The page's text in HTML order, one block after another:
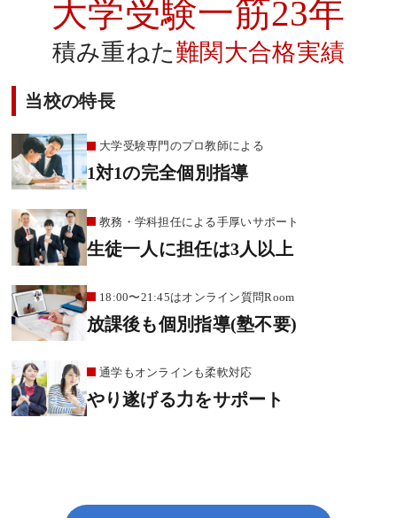
大学受験一筋23年
積み重ねた難関大合格実績
当校の特長
大学受験専門のプロ教師による
1対1の完全個別指導
教務・学科担任による手厚いサポート
生徒一人に担任は3人以上
18:00〜21:45はオンライン質問Room
放課後も個別指導(塾不要)
通学もオンラインも柔軟対応
やり遂げる力をサポート